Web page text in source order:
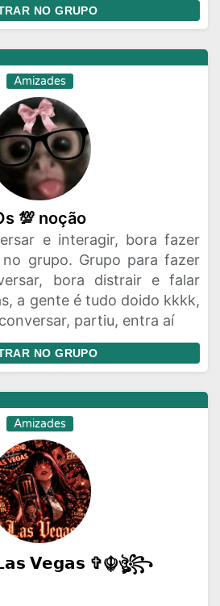
NO GRUPO
Amizades
💯 noção
e interagir, bora fazer
grupo. Grupo para fazer
bora distrair e falar
a gente é tudo doido kkkk,
partiu, entra aí
NO GRUPO
Amizades
𝗩𝗲𝗴𝗮𝘀 ✞☬ঔৣ꧂